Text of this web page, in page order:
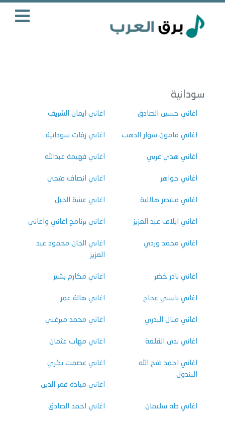
سودانية
اغاني حسين الصادق اغاني ايمان الشريف
اغاني مامون سوار الدهب اغاني زفات سودانية
اغاني هدي عربي اغاني فهيمة عبدالله
اغاني جواهر اغاني انصاف فتحي
اغاني منتصر هلالية اغاني عشة الجبل
اغاني ايلاف عبد العزيز اغاني برنامج اغاني واغاني
اغاني محمد وردي
اغاني الجان محمود عبد
العزيز
اغاني نادر خضر اغاني مكارم بشير
اغاني نانسي عجاج اغاني هالة عمر
اغاني منال البدري اغاني محمد ميرغني
اغاني ندى القلعة اغاني مهاب عثمان
اغاني احمد فتح الله
البندول
اغاني عصمت بكري
اغاني ميادة قمر الدين
اغاني طه سليمان اغاني احمد الصادق